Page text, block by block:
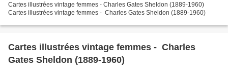
Cartes illustrées vintage femmes - Charles Gates Sheldon (1889-1960)
Cartes illustrées vintage femmes - Charles Gates Sheldon (1889-1960)
Cartes illustrées vintage femmes - Charles
Gates Sheldon (1889-1960)